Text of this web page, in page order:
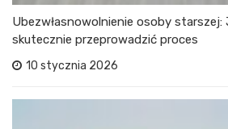
Ubezwłasnowolnienie osoby starszej:
skutecznie przeprowadzić proces
10 stycznia 2026